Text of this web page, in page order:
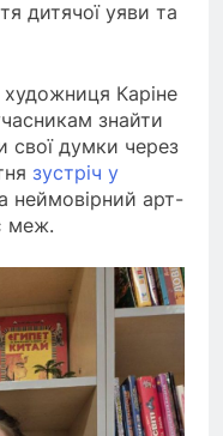
дитячої уяви та
Каріне
знайти
свої думки через
зустріч у
неймовірний арт-
меж.